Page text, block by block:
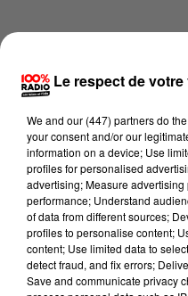
Lecture (2 min 29
Le respect de
We and our (447) partnersdo
your consent and/or our
information on a device; Use
profiles for personalised
advertising; Measure
performance; Understand
of data from different sources;
profiles to personalise content;
content; Use limited data to
detect fraud, and fix errors;
Save and communicate privacy